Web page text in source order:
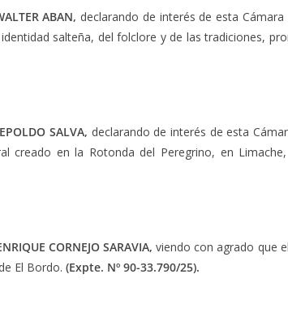
ABAN, declarando de interés de esta
salteña, del folclore y de las tradiciones,
SALVA, declarando de interés de esta
creado en la Rotonda del Peregrino, en
CORNEJO SARAVIA,viendo con agrado que
El Bordo. (Expte. Nº 90-33.790/25).